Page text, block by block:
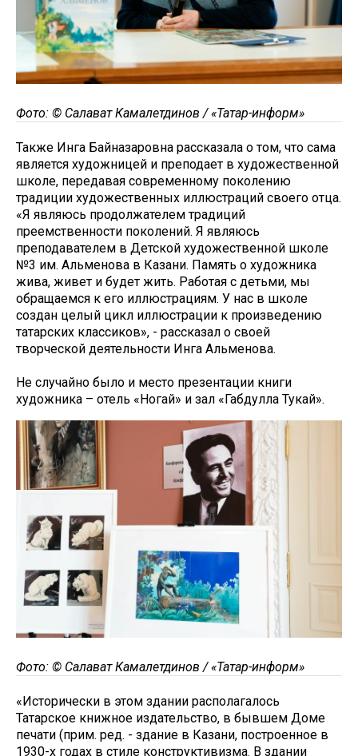
Фото: © Салават Камалетдинов / «Татар-информ»
Также Инга Байназаровна рассказала о том, что сама
является художницей и преподает в художественной
школе, передавая современному поколению
традиции художественных иллюстраций своего отца.
«Я являюсь продолжателем традиций
преемственности поколений. Я являюсь
преподавателем в Детской художественной школе
№3 им. Альменова в Казани. Память о художника
жива, живет и будет жить. Работая с детьми, мы
обращаемся к его иллюстрациям. У нас в школе
создан целый цикл иллюстрации к произведению
татарских классиков», - рассказал о своей
творческой деятельности Инга Альменова.
Не случайно было и место презентации книги
художника – отель «Ногай» и зал «Габдулла Тукай».
Фото: © Салават Камалетдинов / «Татар-информ»
«Исторически в этом здании располагалось
Татарское книжное издательство, в бывшем Доме
печати (прим. ред. - здание в Казани, построенное в
1930-х годах в стиле конструктивизма. В здании